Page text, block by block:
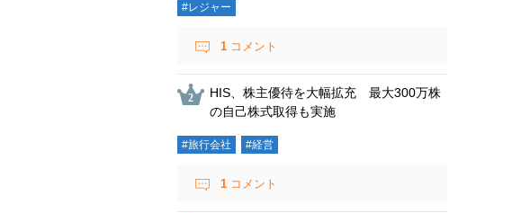
#レジャー
1 コメント
HIS、株主優待を大幅拡充 最大300万株
の自己株式取得も実施
#旅行会社 #経営
1 コメント